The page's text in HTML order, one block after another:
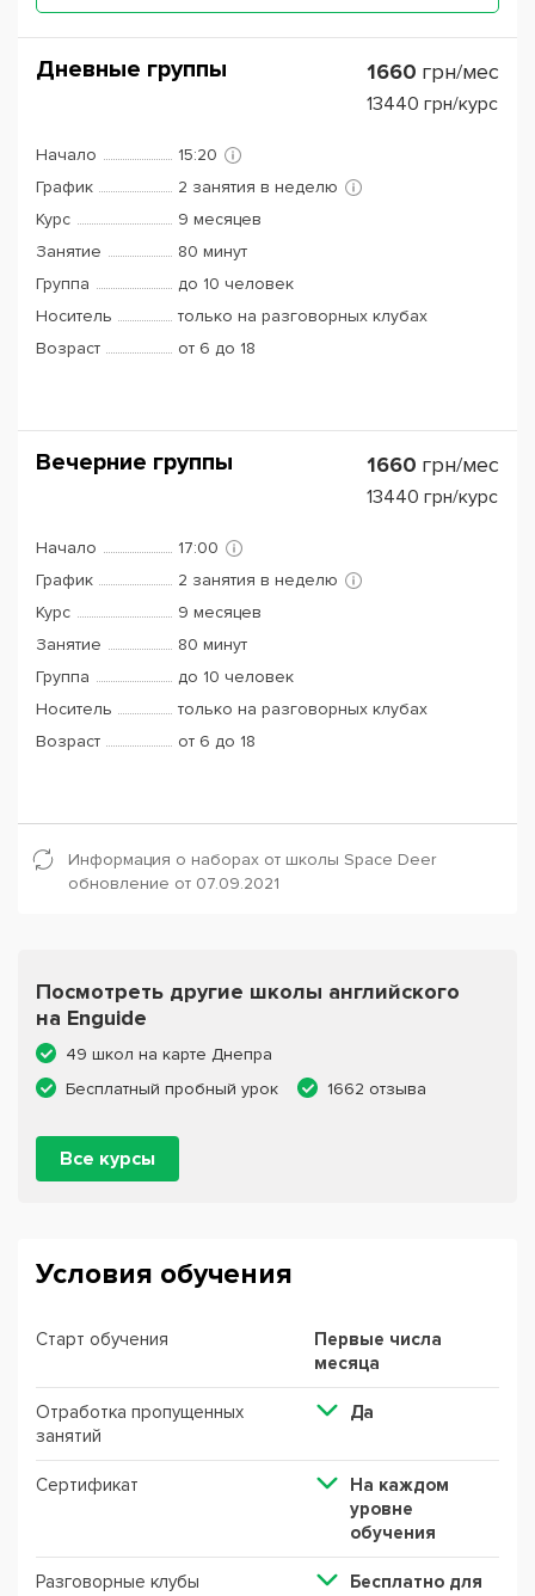
Дневные группы 1660 грн/мес
13440 грн/курс
Начало
15:20
График
2 занятия в неделю
Курс
9 месяцев
Занятие
80 минут
Группа
до 10 человек
Носитель
только на разговорных клубах
Возраст
от 6 до 18
Вечерние группы 1660 грн/мес
13440 грн/курс
Начало
17:00
График
2 занятия в неделю
Курс
9 месяцев
Занятие
80 минут
Группа
до 10 человек
Носитель
только на разговорных клубах
Возраст
от 6 до 18
Информация о наборах от школы Space Deer
обновление от 07.09.2021
Посмотреть другие школы английского
на Enguide
49 школ на карте Днепра
Бесплатный пробный урок
1662 отзыва
Все курсы
Условия обучения
Старт обучения
Первые числа
месяца
Отработка пропущенных
занятий
Да
Сертификат
На каждом
уровне
обучения
Разговорные клубы
Бесплатно для